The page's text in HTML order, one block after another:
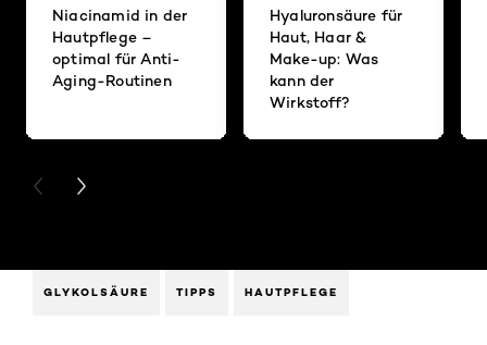
Niacinamid in der
Hautpflege –
optimal für Anti-
Aging-Routinen
Hyaluronsäure für
Haut, Haar &
Make-up: Was
kann der
Wirkstoff?
PREVIOUS CARD
NEXT CARD
GLYKOLSÄURE TIPPS HAUTPFLEGE